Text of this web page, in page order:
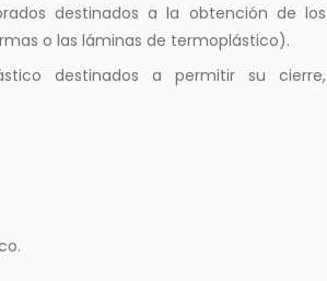
destinados a la obtención de los
o las láminas de termoplástico).
destinados a permitir su cierre,